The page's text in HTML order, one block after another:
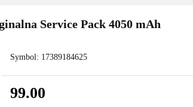
Service Pack 4050 mAh
Symbol: 17389184625
99.00